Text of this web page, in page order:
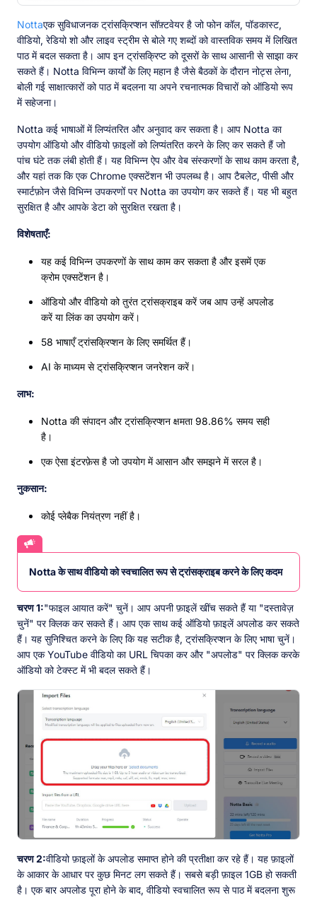
Nottaएक सुविधाजनक ट्रांसक्रिप्शन सॉफ़्टवेयर है जो फोन कॉल, पॉडकास्ट,
वीडियो, रेडियो शो और लाइव स्ट्रीम से बोले गए शब्दों को वास्तविक समय में लिखित
पाठ में बदल सकता है। आप इन ट्रांसक्रिप्ट को दूसरों के साथ आसानी से साझा कर
सकते हैं। Notta विभिन्न कार्यों के लिए महान है जैसे बैठकों के दौरान नोट्स लेना,
बोली गई साक्षात्कारों को पाठ में बदलना या अपने रचनात्मक विचारों को ऑडियो रूप
में सहेजना।
Notta कई भाषाओं में लिप्यंतरित और अनुवाद कर सकता है। आप Notta का
उपयोग ऑडियो और वीडियो फ़ाइलों को लिप्यंतरित करने के लिए कर सकते हैं जो
पांच घंटे तक लंबी होती हैं। यह विभिन्न ऐप और वेब संस्करणों के साथ काम करता है,
और यहां तक कि एक Chrome एक्सटेंशन भी उपलब्ध है। आप टैबलेट, पीसी और
स्मार्टफ़ोन जैसे विभिन्न उपकरणों पर Notta का उपयोग कर सकते हैं। यह भी बहुत
सुरक्षित है और आपके डेटा को सुरक्षित रखता है।
विशेषताएँ:
यह कई विभिन्न उपकरणों के साथ काम कर सकता है और इसमें एक
क्रोम एक्सटेंशन है।
ऑडियो और वीडियो को तुरंत ट्रांसक्राइब करें जब आप उन्हें अपलोड
करें या लिंक का उपयोग करें।
58 भाषाएँ ट्रांसक्रिप्शन के लिए समर्थित हैं।
AI के माध्यम से ट्रांसक्रिप्शन जनरेशन करें।
लाभ:
Notta की संपादन और ट्रांसक्रिप्शन क्षमता 98.86% समय सही
है।
एक ऐसा इंटरफ़ेस है जो उपयोग में आसान और समझने में सरल है।
नुकसान:
कोई प्लेबैक नियंत्रण नहीं है।
Notta के साथ वीडियो को स्वचालित रूप से ट्रांसक्राइब करने के लिए कदम
चरण 1:"फाइल आयात करें" चुनें। आप अपनी फ़ाइलें खींच सकते हैं या "दस्तावेज़
चुनें" पर क्लिक कर सकते हैं। आप एक साथ कई ऑडियो फ़ाइलें अपलोड कर सकते
हैं। यह सुनिश्चित करने के लिए कि यह सटीक है, ट्रांसक्रिप्शन के लिए भाषा चुनें।
आप एक YouTube वीडियो का URL चिपका कर और "अपलोड" पर क्लिक करके
ऑडियो को टेक्स्ट में भी बदल सकते हैं।
चरण 2:वीडियो फ़ाइलों के अपलोड समाप्त होने की प्रतीक्षा कर रहे हैं। यह फ़ाइलों
के आकार के आधार पर कुछ मिनट लग सकते हैं। सबसे बड़ी फ़ाइल 1GB हो सकती
है। एक बार अपलोड पूरा होने के बाद, वीडियो स्वचालित रूप से पाठ में बदलना शुरू